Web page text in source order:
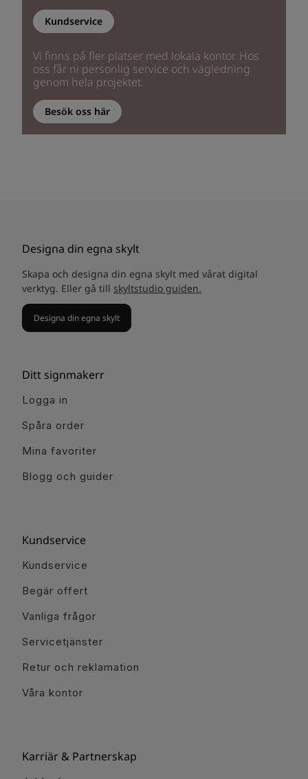
Kundservice
Vi finns på fler platser med lokala kontor. Hos
oss får ni personlig service och vägledning
genom hela projektet.
Besök oss här
Designa din egna skylt
Skapa och designa din egna skylt med vårat digital
verktyg. Eller gå till skyltstudio guiden.
Designa din egna skylt
Ditt signmakerr
Logga in
Spåra order
Mina favoriter
Blogg och guider
Kundservice
Kundservice
Begär offert
Vanliga frågor
Servicetjänster
Retur och reklamation
Våra kontor
Karriär & Partnerskap